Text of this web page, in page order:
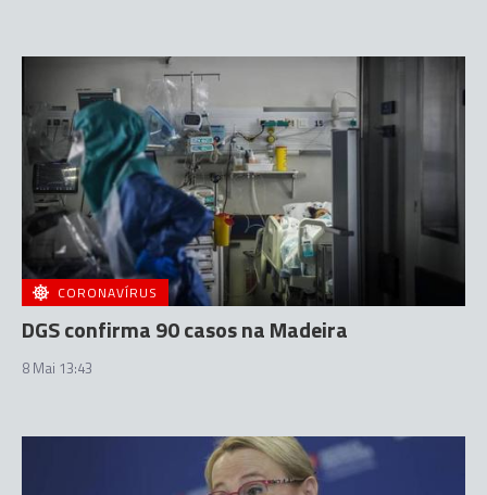
CORONAVÍRUS
DGS confirma 90 casos na Madeira
8 Mai 13:43